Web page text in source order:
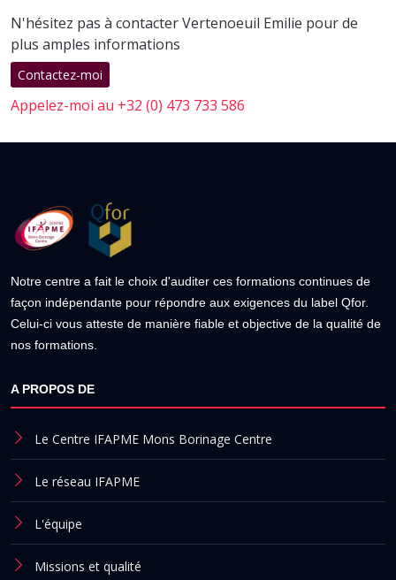
N'hésitez pas à contacter Vertenoeuil Emilie pour de
plus amples informations
Contactez-moi
Appelez-moi au +32 (0) 473 733 586
Notre centre a fait le choix d'auditer ces formations continues de
façon indépendante pour répondre aux exigences du label Qfor.
Celui-ci vous atteste de manière fiable et objective de la qualité de
nos formations.
A PROPOS DE
Le Centre IFAPME Mons Borinage Centre
Le réseau IFAPME
L'équipe
Missions et qualité